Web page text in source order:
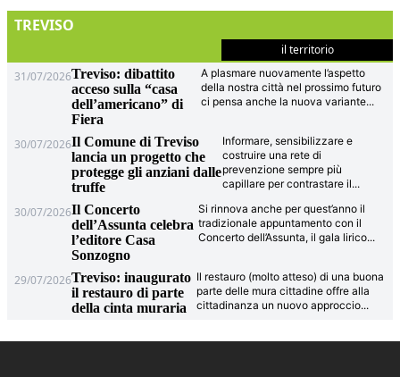
TREVISO
il territorio
31/07/2026Treviso: dibattito
acceso sulla “casa
dell’americano” di
Fiera
A plasmare nuovamente l’aspetto
della nostra città nel prossimo futuro
ci pensa anche la nuova variante...
30/07/2026Il Comune di Treviso
lancia un progetto che
protegge gli anziani dalle
truffe
Informare, sensibilizzare e
costruire una rete di
prevenzione sempre più
capillare per contrastare il...
30/07/2026Il Concerto
dell’Assunta celebra
l’editore Casa
Sonzogno
Si rinnova anche per quest’anno il
tradizionale appuntamento con il
Concerto dell’Assunta, il gala lirico...
29/07/2026Treviso: inaugurato
il restauro di parte
della cinta muraria
Il restauro (molto atteso) di una buona
parte delle mura cittadine offre alla
cittadinanza un nuovo approccio...